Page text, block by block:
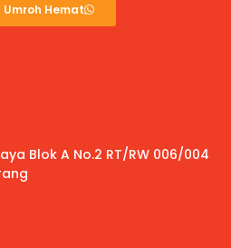
Umroh Hemat
Blok A No.2 RT/RW 006/004